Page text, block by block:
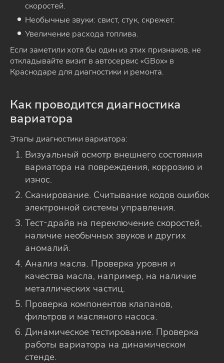
скоростей.
Необычные звуки: свист, стук, скрежет.
Увеличение расхода топлива.
Если заметили хотя бы один из этих признаков, не
откладывайте визит в автосервис «GBox» в
Краснодаре для диагностики и ремонта.
Как проводится диагностика
вариатора
Этапы диагностики вариатора:
Визуальный осмотр внешнего состояния
вариатора на повреждения, коррозию и
износ.
Сканирование. Считывание кодов ошибок
электронной системы управления.
Тест-драйв на переключение скоростей,
наличие необычных звуков и других
аномалий.
Анализ масла. Проверка уровня и
качества масла, например, на наличие
металлических частиц.
Проверка компонентов клапанов,
фильтров и масляного насоса.
Динамическое тестирование. Проверка
работы вариатора на динамическом
стенде.